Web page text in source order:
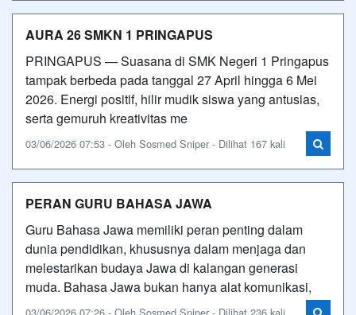
AURA 26 SMKN 1 PRINGAPUS
PRINGAPUS — Suasana di SMK Negeri 1 Pringapus
tampak berbeda pada tanggal 27 April hingga 6 Mei
2026. Energi positif, hilir mudik siswa yang antusias,
serta gemuruh kreativitas me
03/06/2026 07:53 - Oleh Sosmed Sniper - Dilihat 167 kali
PERAN GURU BAHASA JAWA
Guru Bahasa Jawa memiliki peran penting dalam
dunia pendidikan, khususnya dalam menjaga dan
melestarikan budaya Jawa di kalangan generasi
muda. Bahasa Jawa bukan hanya alat komunikasi,